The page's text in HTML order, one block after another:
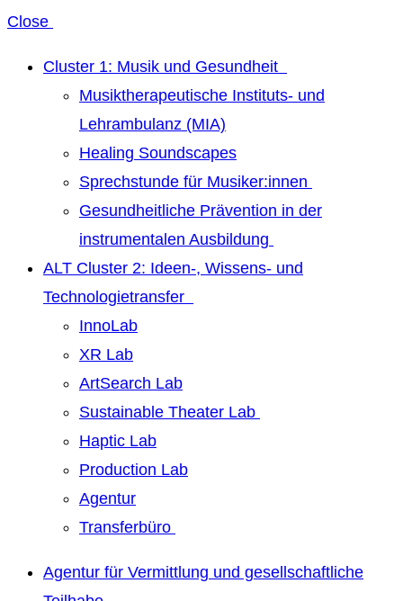
Close
Cluster 1: Musik und Gesundheit
Musiktherapeutische Instituts- und
Lehrambulanz (MIA)
Healing Soundscapes
Sprechstunde für Musiker:innen
Gesundheitliche Prävention in der
instrumentalen Ausbildung
ALT Cluster 2: Ideen-, Wissens- und
Technologietransfer
InnoLab
XR Lab
ArtSearch Lab
Sustainable Theater Lab
Haptic Lab
Production Lab
Agentur
Transferbüro
Agentur für Vermittlung und gesellschaftliche